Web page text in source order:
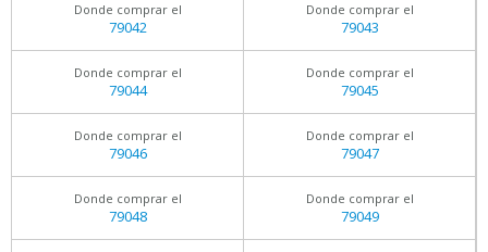
Donde comprar el
79042
Donde comprar el
79043
Donde comprar el
79044
Donde comprar el
79045
Donde comprar el
79046
Donde comprar el
79047
Donde comprar el
79048
Donde comprar el
79049